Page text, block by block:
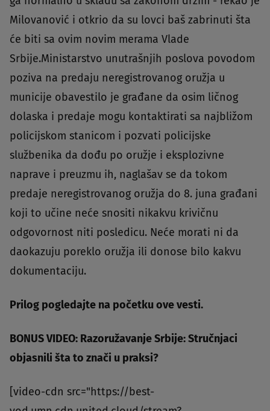
Milovanović i otkrio da su lovci baš zabrinuti šta
će biti sa ovim novim merama Vlade
Srbije.Ministarstvo unutrašnjih poslova povodom
poziva na predaju neregistrovanog oružja u
municije obavestilo je građane da osim ličnog
dolaska i predaje mogu kontaktirati sa najbližom
policijskom stanicom i pozvati policijske
službenika da dođu po oružje i eksplozivne
naprave i preuzmu ih, naglašav se da tokom
predaje neregistrovanog oružja do 8. juna građani
koji to učine neće snositi nikakvu krivičnu
odgovornost niti posledicu. Neće morati ni da
daokazuju poreklo oružja ili donose bilo kakvu
dokumentaciju.
Prilog pogledajte na početku ove vesti.
BONUS VIDEO: Razoružavanje Srbije: Stručnjaci
objasnili šta to znači u praksi?
[video-cdn src="https://best-